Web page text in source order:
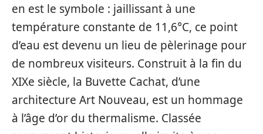
en est le symbole : jaillissant à une
température constante de 11,6°C, ce point
d’eau est devenu un lieu de pèlerinage pour
de nombreux visiteurs. Construit à la fin du
XIXe siècle, la Buvette Cachat, d’une
architecture Art Nouveau, est un hommage
à l’âge d’or du thermalisme. Classée